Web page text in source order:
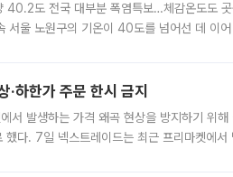
도 전국 대부분 폭염특보…체감온도도
서울 노원구의 기온이 40도를 넘어선 데 이
하한가 주문 한시 금지
서 발생하는 가격 왜곡 현상을 방지하기 위
했다. 7일 넥스트레이드는 최근 프리마켓에서